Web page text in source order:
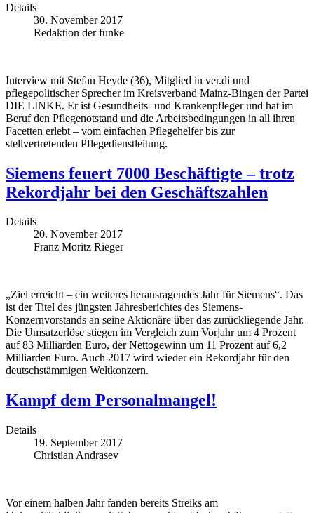
Details
30. November 2017
Redaktion der funke
Interview mit Stefan Heyde (36), Mitglied in ver.di und
pflegepolitischer Sprecher im Kreisverband Mainz-Bingen der Partei
DIE LINKE. Er ist Gesundheits- und Krankenpfleger und hat im
Beruf den Pflegenotstand und die Arbeitsbedingungen in all ihren
Facetten erlebt – vom einfachen Pflegehelfer bis zur
stellvertretenden Pflegedienstleitung.
Siemens feuert 7000 Beschäftigte – trotz
Rekordjahr bei den Geschäftszahlen
Details
20. November 2017
Franz Moritz Rieger
„Ziel erreicht – ein weiteres herausragendes Jahr für Siemens“. Das
ist der Titel des jüngsten Jahresberichtes des Siemens-
Konzernvorstands an seine Aktionäre über das zurückliegende Jahr.
Die Umsatzerlöse stiegen im Vergleich zum Vorjahr um 4 Prozent
auf 83 Milliarden Euro, der Nettogewinn um 11 Prozent auf 6,2
Milliarden Euro. Auch 2017 wird wieder ein Rekordjahr für den
deutschstämmigen Weltkonzern.
Kampf dem Personalmangel!
Details
19. September 2017
Christian Andrasev
Vor einem halben Jahr fanden bereits Streiks am